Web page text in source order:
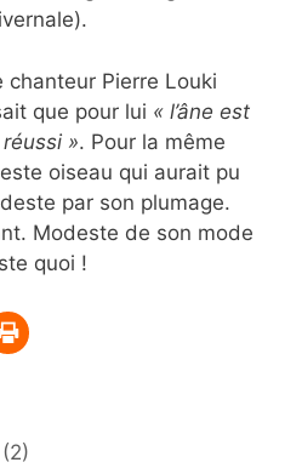
chanteur Pierre Louki
que pour lui « l’âne est
». Pour la même
oiseau qui aurait pu
par son plumage.
Modeste de son mode
quoi !